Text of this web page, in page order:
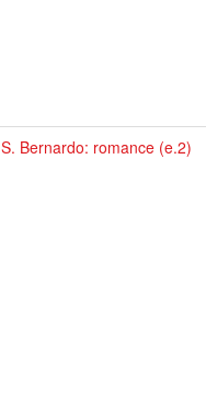
S. Bernardo: romance (e.2)